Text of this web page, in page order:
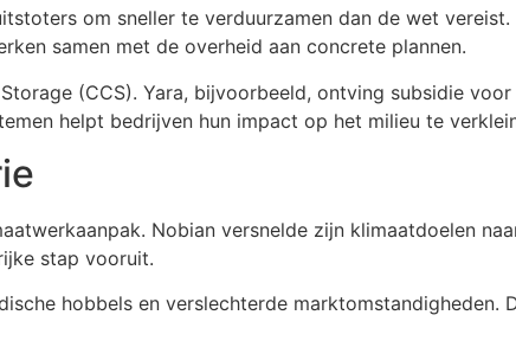
om sneller te verduurzamen dan de wet
samen met de overheid aan concrete plannen.
(CCS). Yara, bijvoorbeeld, ontving subsidie voor
helpt bedrijven hun impact op het milieu te
Nobian versnelde zijn klimaatdoelen
stap vooruit.
hobbels en verslechterde marktomstandigheden.